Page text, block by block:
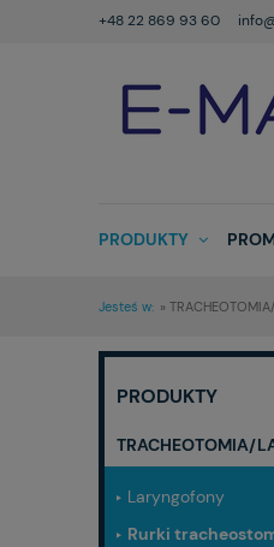
+48 22 869 93 60
PRODUKTY
Jesteś w: »
PRODUKTY
TRACHEOTOMIA/
Laryngofony
Rurki